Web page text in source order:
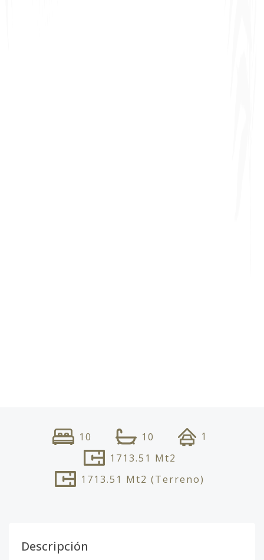
10 10
1
1713.51 Mt2
1713.51 Mt2 (Terreno)
Descripción